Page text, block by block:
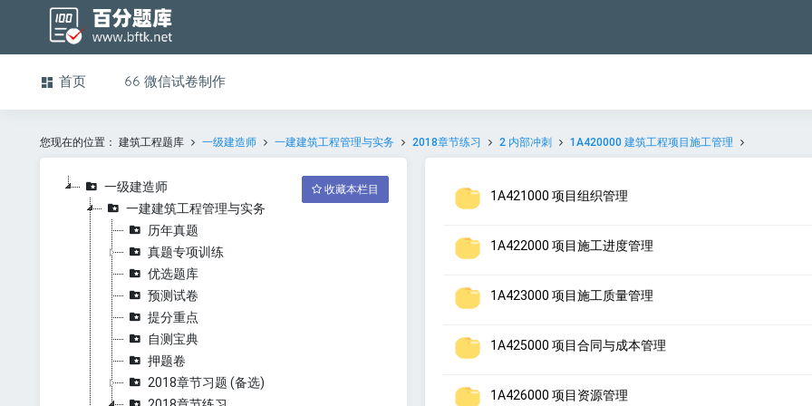
首页 微信试卷制作
您现在的位置： 建筑工程题库 一级建造师 一建建筑工程管理与实务 2018章节练习 2 内部冲刺 1A420000 建筑工程项目施工管理
收藏本栏目
一级建造师
一建建筑工程管理与实务
历年真题
真题专项训练
优选题库
预测试卷
提分重点
自测宝典
押题卷
2018章节习题 (备选)
1A421000 项目组织管理
1A422000 项目施工进度管理
1A423000 项目施工质量管理
1A425000 项目合同与成本管理
1A426000 项目资源管理